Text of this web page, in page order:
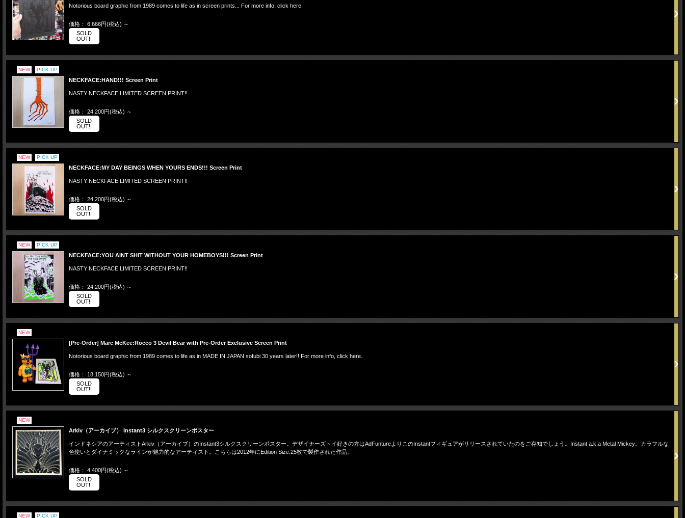
Notorious board graphic from 1989 comes to life as in screen prints... For more info, click here.
価格： 6,666円(税込) ～
SOLD
OUT!!
NEW PICK UP
NECKFACE:HAND!!! Screen Print
NASTY NECKFACE LIMITED SCREEN PRINT!!
価格： 24,200円(税込) ～
SOLD
OUT!!
NEW PICK UP
NECKFACE:MY DAY BEINGS WHEN YOURS ENDS!!! Screen Print
NASTY NECKFACE LIMITED SCREEN PRINT!!
価格： 24,200円(税込) ～
SOLD
OUT!!
NEW PICK UP
NECKFACE:YOU AINT SHIT WITHOUT YOUR HOMEBOYS!!! Screen Print
NASTY NECKFACE LIMITED SCREEN PRINT!!
価格： 24,200円(税込) ～
SOLD
OUT!!
NEW
[Pre-Order] Marc McKee:Rocco 3 Devil Bear with Pre-Order Exclusive Screen Print
Notorious board graphic from 1989 comes to life as in MADE IN JAPAN sofubi 30 years later!! For more info, click here.
価格： 18,150円(税込) ～
SOLD
OUT!!
NEW
Arkiv（アーカイブ） Instant3 シルクスクリーンポスター
インドネシアのアーティストArkiv（アーカイブ）のInstant3シルクスクリーンポスター。デザイナーズトイ好きの方はAdFuntureよりこのInstantフィギュアがリリースされていたのをご存知でしょう。Instant a.k.a Metal Mickey。カラフルな
色使いとダイナミックなラインが魅力的なアーティスト。こちらは2012年にEdition Size:25枚で製作された作品。
価格： 4,400円(税込) ～
SOLD
OUT!!
NEW PICK UP